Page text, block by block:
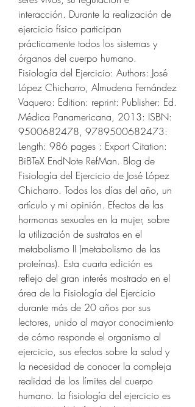
interacción. Durante la realización de
ejercicio físico participan
prácticamente todos los sistemas y
órganos del cuerpo humano.
Fisiología del Ejercicio: Authors: José
López Chicharro, Almudena Fernández
Vaquero: Edition: reprint: Publisher: Ed.
Médica Panamericana, 2013: ISBN:
9500682478, 9789500682473:
Length: 986 pages : Export Citation:
BiBTeX EndNote RefMan. Blog de
Fisiología del Ejercicio de José López
Chicharro. Todos los días del año, un
artículo y mi opinión. Efectos de las
hormonas sexuales en la mujer, sobre
la utilización de sustratos en el
metabolismo II (metabolismo de las
proteínas). Esta cuarta edición es
reflejo del gran interés mostrado en el
área de la Fisiología del Ejercicio
durante más de 20 años por sus
lectores, unido al mayor conocimiento
de cómo responde el organismo al
ejercicio, sus efectos sobre la salud y
la necesidad de conocer la compleja
realidad de los límites del cuerpo
humano. La fisiología del ejercicio es